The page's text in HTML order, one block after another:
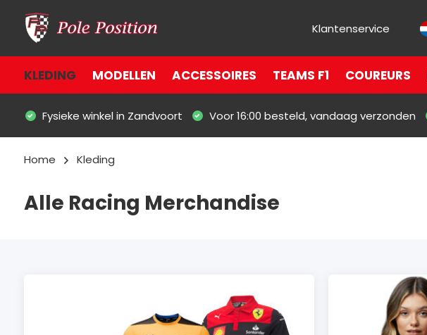
Klantenservice
KLEDING MODELLEN ACCESSOIRES TEAMS F1 COUREURS
Fysieke winkel in Zandvoort Voor 16:00 besteld, vandaag verzonden
Home Kleding
Alle Racing Merchandise